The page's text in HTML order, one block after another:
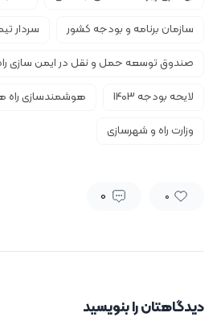
سازمان برنامه و بودجه کشور
سردار
صندوق توسعه حمل و نقل در ایمن سازی
لایحه بودجه 1403
هوشمندسازی راه
وزارت راه و شهرسازی
0
0
دیدگاهتان را بنویسید